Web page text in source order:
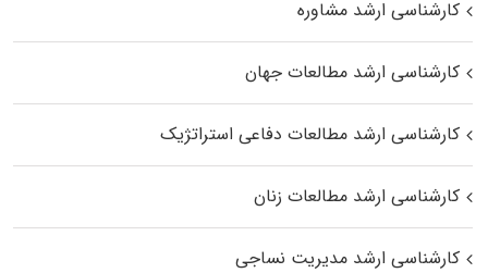
کارشناسی ارشد مشاوره
کارشناسی ارشد مطالعات جهان
کارشناسی ارشد مطالعات دفاعی استراتژیک
کارشناسی ارشد مطالعات زنان
کارشناسی ارشد مدیریت نساجی